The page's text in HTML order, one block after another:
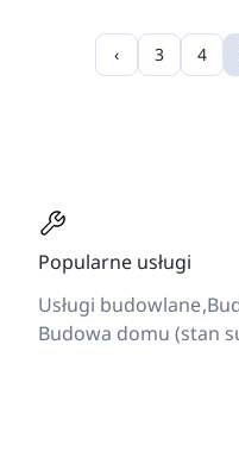
‹ 3 4
Popularne usługi
Usługi budowlane
Budowa domu (stan